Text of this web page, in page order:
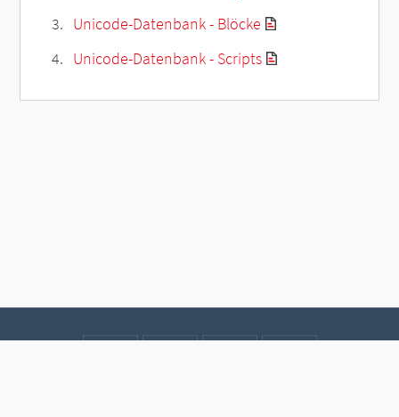
Unicode-Datenbank - Blöcke
Unicode-Datenbank - Scripts